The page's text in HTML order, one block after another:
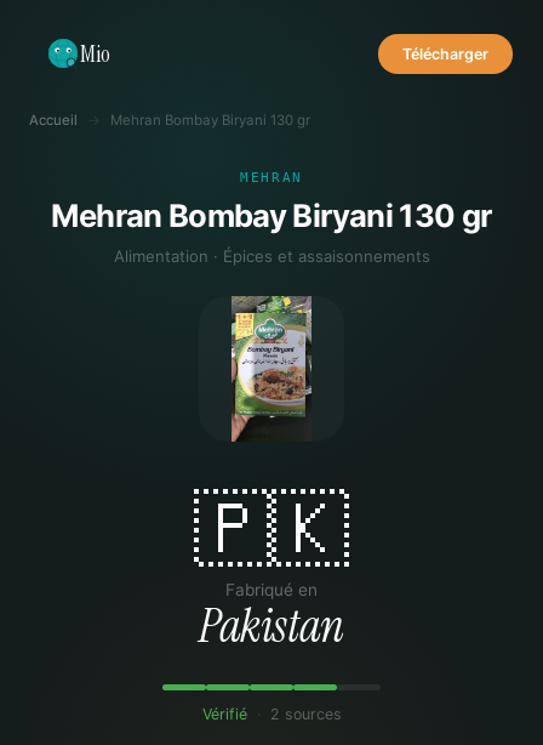
Mio Télécharger
Accueil → Mehran Bombay Biryani 130 gr
MEHRAN
Mehran Bombay Biryani 130 gr
Alimentation · Épices et assaisonnements
🇵🇰
Fabriqué en
Pakistan
Vérifié 2 sources